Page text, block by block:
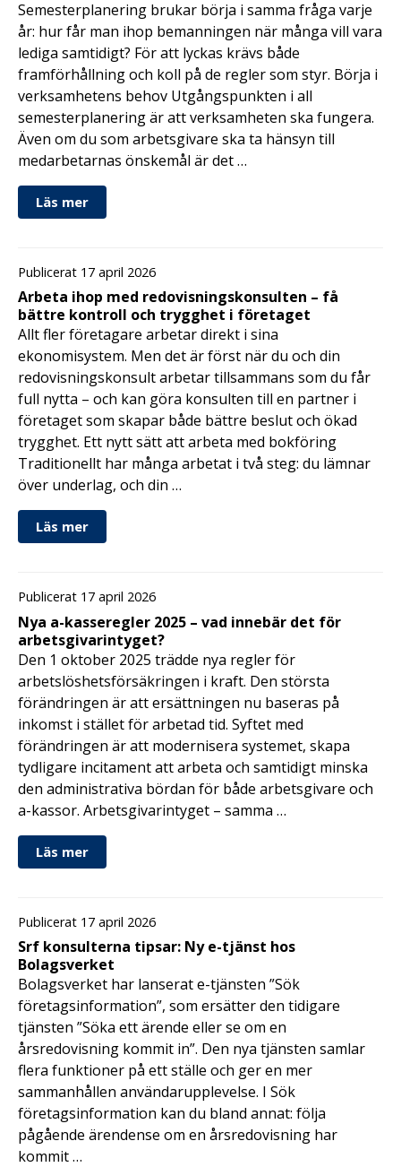
Semesterplanering brukar börja i samma fråga varje
år: hur får man ihop bemanningen när många vill vara
lediga samtidigt? För att lyckas krävs både
framförhållning och koll på de regler som styr. Börja i
verksamhetens behov Utgångspunkten i all
semesterplanering är att verksamheten ska fungera.
Även om du som arbetsgivare ska ta hänsyn till
medarbetarnas önskemål är det …
Läs mer
Publicerat 17 april 2026
Arbeta ihop med redovisningskonsulten – få
bättre kontroll och trygghet i företaget
Allt fler företagare arbetar direkt i sina
ekonomisystem. Men det är först när du och din
redovisningskonsult arbetar tillsammans som du får
full nytta – och kan göra konsulten till en partner i
företaget som skapar både bättre beslut och ökad
trygghet. Ett nytt sätt att arbeta med bokföring
Traditionellt har många arbetat i två steg: du lämnar
över underlag, och din …
Läs mer
Publicerat 17 april 2026
Nya a-kasseregler 2025 – vad innebär det för
arbetsgivarintyget?
Den 1 oktober 2025 trädde nya regler för
arbetslöshetsförsäkringen i kraft. Den största
förändringen är att ersättningen nu baseras på
inkomst i stället för arbetad tid. Syftet med
förändringen är att modernisera systemet, skapa
tydligare incitament att arbeta och samtidigt minska
den administrativa bördan för både arbetsgivare och
a-kassor. Arbetsgivarintyget – samma …
Läs mer
Publicerat 17 april 2026
Srf konsulterna tipsar: Ny e-tjänst hos
Bolagsverket
Bolagsverket har lanserat e-tjänsten ”Sök
företagsinformation”, som ersätter den tidigare
tjänsten ”Söka ett ärende eller se om en
årsredovisning kommit in”. Den nya tjänsten samlar
flera funktioner på ett ställe och ger en mer
sammanhållen användarupplevelse. I Sök
företagsinformation kan du bland annat: följa
pågående ärendense om en årsredovisning har
kommit …